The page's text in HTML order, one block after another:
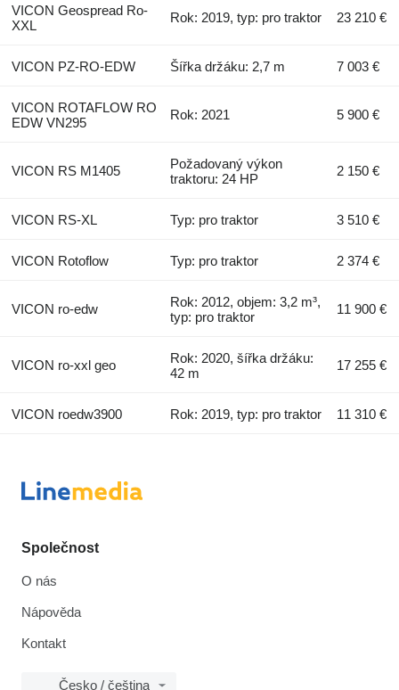
VICON Geospread Ro-
XXL
Rok: 2019, typ: pro traktor 23 210 €
VICON PZ-RO-EDW Šířka držáku: 2,7 m 7 003 €
VICON ROTAFLOW RO
EDW VN295
Rok: 2021 5 900 €
VICON RS M1405
Požadovaný výkon
traktoru: 24 HP
2 150 €
VICON RS-XL Typ: pro traktor 3 510 €
VICON Rotoflow Typ: pro traktor 2 374 €
VICON ro-edw
Rok: 2012, objem: 3,2 m³,
typ: pro traktor
11 900 €
VICON ro-xxl geo
Rok: 2020, šířka držáku:
42 m
17 255 €
VICON roedw3900 Rok: 2019, typ: pro traktor 11 310 €
Společnost
O nás
Nápověda
Kontakt
Česko / čeština